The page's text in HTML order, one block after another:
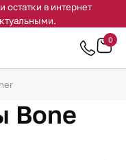
в интернет
0
Bone